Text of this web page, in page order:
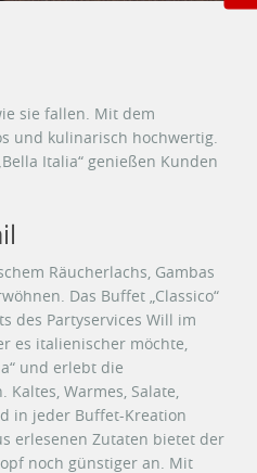
sie fallen. Mit dem
und kulinarisch hochwertig.
Italia“ genießen Kunden
Räucherlachs, Gambas
Das Buffet „Classico“
des Partyservices Will im
es italienischer möchte,
und erlebt die
Warmes, Salate,
in jeder Buffet-Kreation
erlesenen Zutaten bietet der
noch günstiger an. Mit